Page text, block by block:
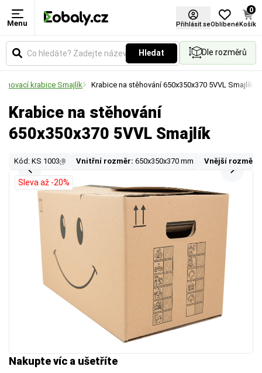
Menu Přihlásit seOblíbené
0
Košík
Hledat Dle rozměrů
krabice Smajlík Krabice na stěhování 650x350x370 5VVL Smajlík
Krabice na stěhování
650x350x370 5VVL Smajlík
Kód: KS 1003 Vnitřní rozměr: 650x350x370 mm Vnější rozměr:
Nakupte víc a ušetříte
Sleva až -20%